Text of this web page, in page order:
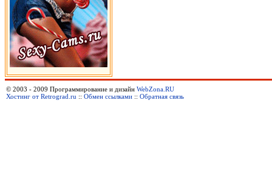
© 2003 - 2009 Программирование и дизайн WebZona.RU
Хостинг от Retrograd.ru :: Обмен ссылками :: Обратная связь